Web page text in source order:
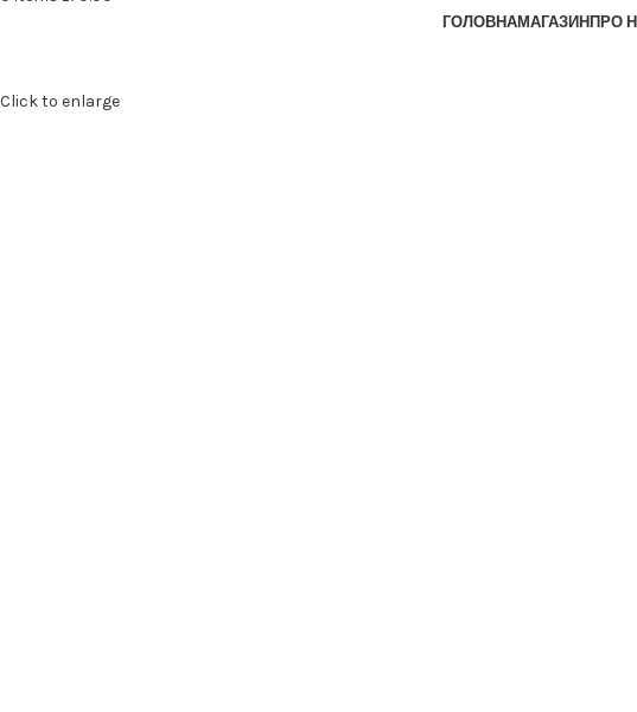
ГОЛОВНАМАГАЗИН ПРО
Click to enlarge